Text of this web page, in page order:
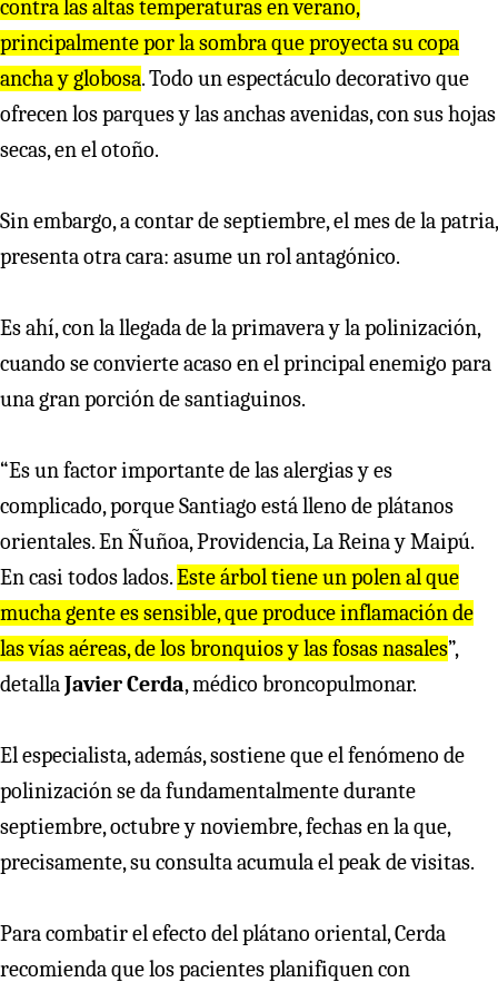
contra las altas temperaturas en verano,
principalmente por la sombra que proyecta su copa
ancha y globosa. Todo un espectáculo decorativo que
ofrecen los parques y las anchas avenidas, con sus hojas
secas, en el otoño.
Sin embargo, a contar de septiembre, el mes de la patria,
presenta otra cara: asume un rol antagónico.
Es ahí, con la llegada de la primavera y la polinización,
cuando se convierte acaso en el principal enemigo para
una gran porción de santiaguinos.
“Es un factor importante de las alergias y es
complicado, porque Santiago está lleno de plátanos
orientales. En Ñuñoa, Providencia, La Reina y Maipú.
En casi todos lados.Este árbol tiene un polen al que
mucha gente es sensible, que produce inflamación de
las vías aéreas, de los bronquios y las fosas nasales”,
detallaJavier Cerda, médico broncopulmonar.
El especialista, además, sostiene que el fenómeno de
polinización se da fundamentalmente durante
septiembre, octubre y noviembre, fechas en la que,
precisamente, su consulta acumula el peak de visitas.
Para combatir el efecto del plátano oriental, Cerda
recomienda que los pacientes planifiquen con